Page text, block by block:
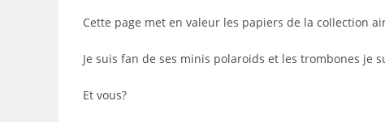
Cette page met en valeur les papiers de la collection
Je suis fan de ses minis polaroids et les trombones je
Et vous?